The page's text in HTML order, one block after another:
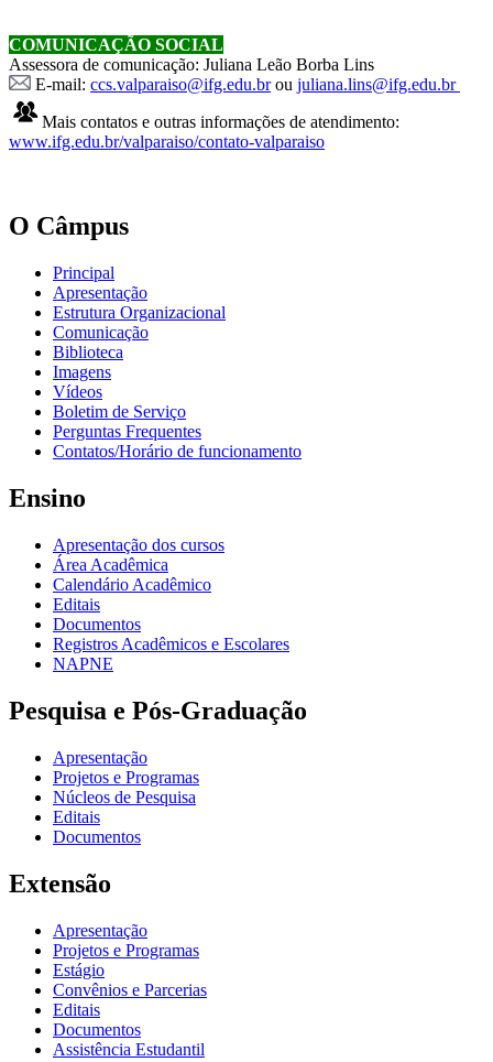
COMUNICAÇÃO SOCIAL
Assessora de comunicação: Juliana Leão Borba Lins
E-mail: ccs.valparaiso@ifg.edu.brou juliana.lins@ifg.edu.br
Mais contatos e outras informações de atendimento:
www.ifg.edu.br/valparaiso/contato-valparaiso
O Câmpus
Principal
Apresentação
Estrutura Organizacional
Comunicação
Biblioteca
Imagens
Vídeos
Boletim de Serviço
Perguntas Frequentes
Contatos/Horário de funcionamento
Ensino
Apresentação dos cursos
Área Acadêmica
Calendário Acadêmico
Editais
Documentos
Registros Acadêmicos e Escolares
NAPNE
Pesquisa e Pós-Graduação
Apresentação
Projetos e Programas
Núcleos de Pesquisa
Editais
Documentos
Extensão
Apresentação
Projetos e Programas
Estágio
Convênios e Parcerias
Editais
Documentos
Assistência Estudantil